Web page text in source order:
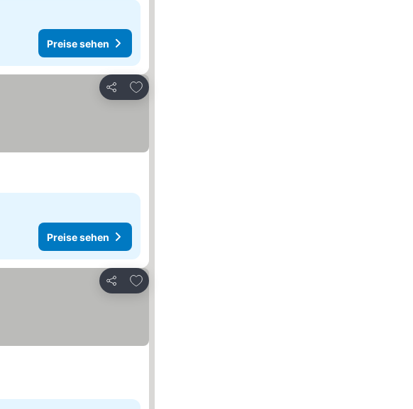
Preise sehen
Teilen
Zu Favoriten hinzufügen
Preise sehen
Teilen
Zu Favoriten hinzufügen